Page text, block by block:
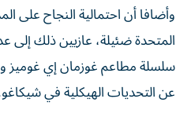
وأضافا أن احتمالية النجاح على
المتحدة ضئيلة، عازيين ذلك إلى
سلسلة مطاعم غوزمان إي غوميز
عن التحديات الهيكلية في